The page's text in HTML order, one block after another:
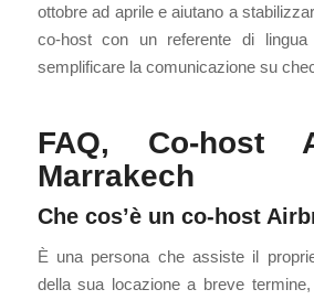
ottobre ad aprile e aiutano a
co-host con un referente di lingua
semplificare la comunicazione su
FAQ, Co-host
Marrakech
Che cos’è un co-host
È una persona che assiste il
della sua locazione a breve